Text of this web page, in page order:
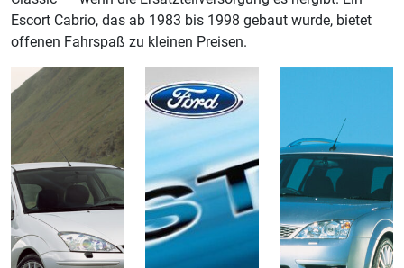
Escort Cabrio, das ab 1983 bis 1998 gebaut wurde, bietet
offenen Fahrspaß zu kleinen Preisen.